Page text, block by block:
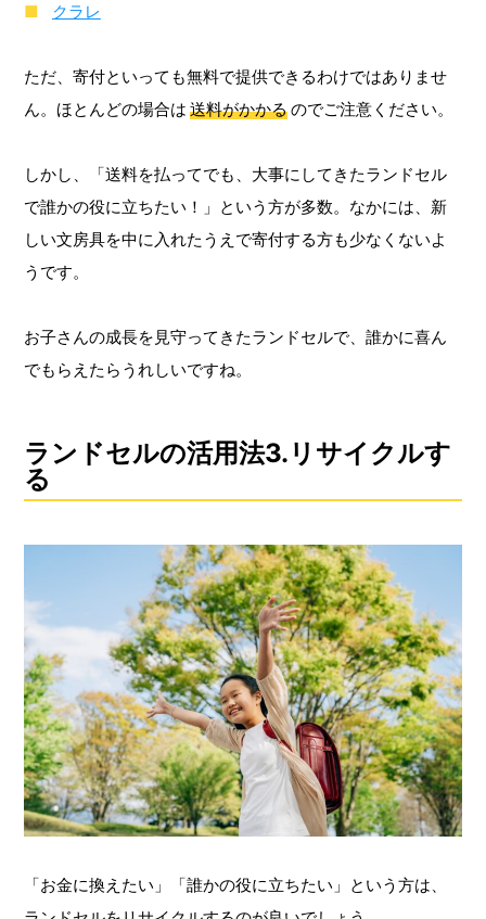
クラレ
ただ、寄付といっても無料で提供できるわけではありませ
ん。ほとんどの場合は 送料がかかるのでご注意ください。
しかし、「送料を払ってでも、大事にしてきたランドセル
で誰かの役に立ちたい！」という方が多数。なかには、新
しい文房具を中に入れたうえで寄付する方も少なくないよ
うです。
お子さんの成長を見守ってきたランドセルで、誰かに喜ん
でもらえたらうれしいですね。
ランドセルの活用法3.リサイクルす
る
「お金に換えたい」「誰かの役に立ちたい」という方は、